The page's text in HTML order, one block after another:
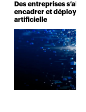
Des entreprises
encadrer et déployer
artificielle